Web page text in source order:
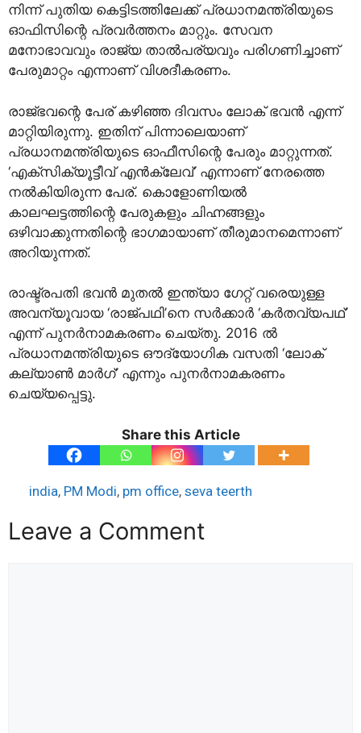
നിന്ന് പുതിയ കെട്ടിടത്തിലേക്ക് പ്രധാനമന്ത്രിയുടെ
ഓഫിസിന്റെ പ്രവര്‍ത്തനം മാറ്റും. സേവന
മനോഭാവവും രാജ്യ താല്‍പര്യവും പരിഗണിച്ചാണ്
പേരുമാറ്റം എന്നാണ് വിശദീകരണം.
രാജ്ഭവന്റെ പേര് കഴിഞ്ഞ ദിവസം ലോക് ഭവന്‍ എന്ന്
മാറ്റിയിരുന്നു. ഇതിന് പിന്നാലെയാണ്
പ്രധാനമന്ത്രിയുടെ ഓഫീസിന്റെ പേരും മാറ്റുന്നത്.
‘എക്‌സിക്യൂട്ടീവ് എന്‍ക്ലേവ്’ എന്നാണ് നേരത്തെ
നല്‍കിയിരുന്ന പേര്. കൊളോണിയല്‍
കാലഘട്ടത്തിന്റെ പേരുകളും ചിഹ്നങ്ങളും
ഒഴിവാക്കുന്നതിന്റെ ഭാഗമായാണ് തീരുമാനമെന്നാണ്
അറിയുന്നത്.
രാഷ്ട്രപതി ഭവന്‍ മുതല്‍ ഇന്ത്യാ ഗേറ്റ് വരെയുള്ള
അവന്യൂവായ ‘രാജ്പഥി’നെ സര്‍ക്കാര്‍ ‘കര്‍തവ്യപഥ്’
എന്ന് പുനര്‍നാമകരണം ചെയ്തു. 2016 ല്‍
പ്രധാനമന്ത്രിയുടെ ഔദ്യോഗിക വസതി ‘ലോക്
കല്യാണ്‍ മാര്‍ഗ്’ എന്നും പുനര്‍നാമകരണം
ചെയ്യപ്പെട്ടു.
Share this Article
india, PM Modi, pm office,seva teerth
Leave a Comment